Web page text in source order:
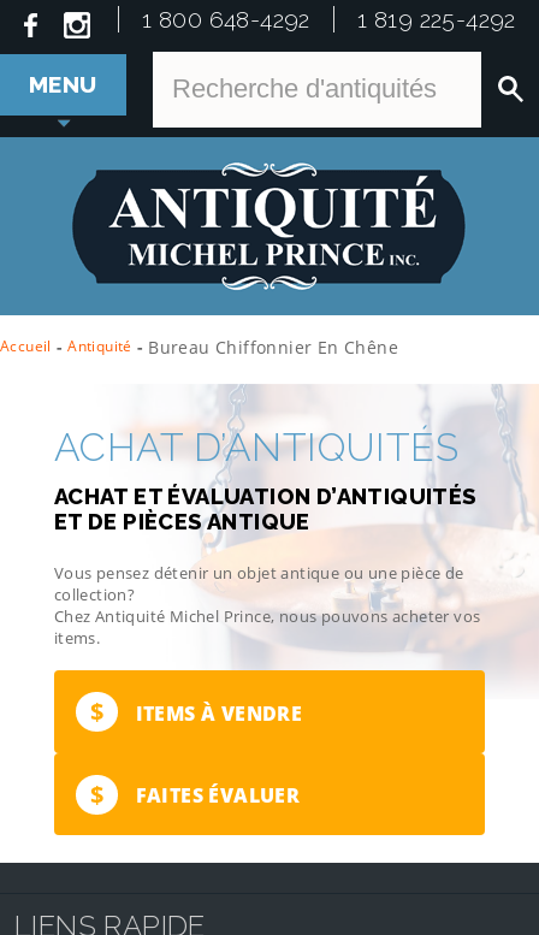
1 800 648-4292 1 819 225-4292
MENU
Accueil - Antiquité - Bureau Chiffonnier En Chêne
ACHAT D’ANTIQUITÉS
ACHAT ET ÉVALUATION D’ANTIQUITÉS
ET DE PIÈCES ANTIQUE
Vous pensez détenir un objet antique ou une pièce de
collection?
Chez Antiquité Michel Prince, nous pouvons acheter vos
items.
$ ITEMS À VENDRE
$ FAITES ÉVALUER
LIENS RAPIDE